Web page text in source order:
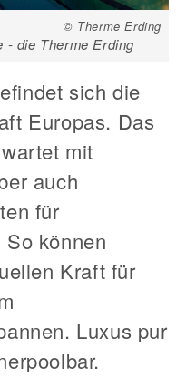
© Therme Erding
- die Therme Erding
sich die
Europas. Das
mit
auch
für
können
Kraft für
Luxus pur